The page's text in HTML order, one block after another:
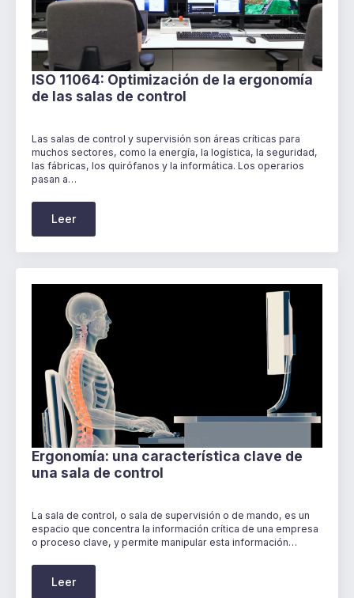
ISO 11064: Optimización de la ergonomía
de las salas de control
Las salas de control y supervisión son áreas críticas para
muchos sectores, como la energía, la logística, la seguridad,
las fábricas, los quirófanos y la informática. Los operarios
pasan a…
Leer
Ergonomía: una característica clave de
una sala de control
La sala de control, o sala de supervisión o de mando, es un
espacio que concentra la información crítica de una empresa
o proceso clave, y permite manipular esta información…
Leer